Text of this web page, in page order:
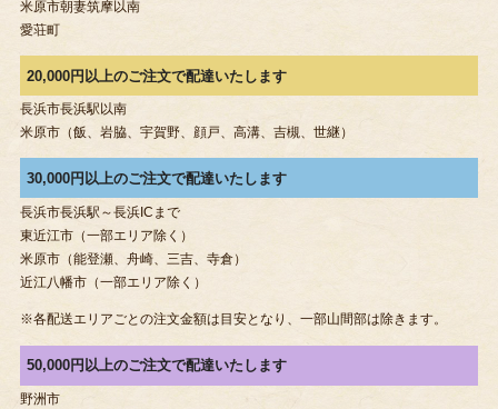
米原市朝妻筑摩以南
愛荘町
20,000円以上のご注文で配達いたします
長浜市長浜駅以南
米原市（飯、岩脇、宇賀野、顔戸、高溝、吉槻、世継）
30,000円以上のご注文で配達いたします
長浜市長浜駅～長浜ICまで
東近江市（一部エリア除く）
米原市（能登瀬、舟崎、三吉、寺倉）
近江八幡市（一部エリア除く）
※各配送エリアごとの注文金額は目安となり、一部山間部は除きます。
50,000円以上のご注文で配達いたします
野洲市